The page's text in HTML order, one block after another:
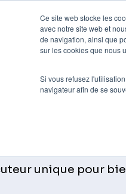
Ce site web stocke les
avec notre site web et
de navigation, ainsi que
sur les cookies que nous
Si vous refusez
navigateur afin de se
unique pour